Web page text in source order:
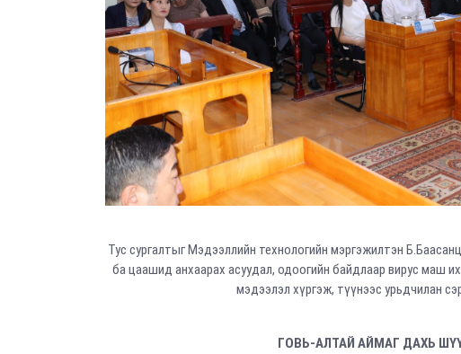
Тус сургалтыг Мэдээллийн технологийн мэргэжилтэн
ба цаашид анхаарах асуудал, одоогийн байдлаар вирус маш
мэдээлэл хүргэж, түүнээс урьдчилан
ГОВЬ-АЛТАЙ АЙМАГ ДАХЬ